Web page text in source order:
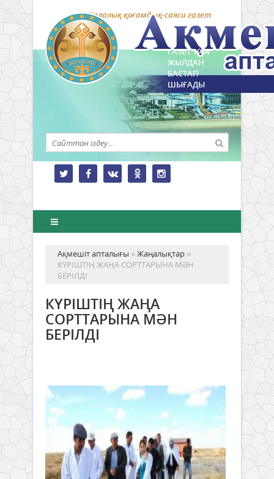
Қалалық қоғамдық-саяси газет
ГАЗЕТ 1994
ЖЫЛДАН
БАСТАП
ШЫҒАДЫ
Ақмешіт апталығы »Жаңалықтар »
КҮРІШТІҢ ЖАҢА СОРТТАРЫНА МӘН
БЕРІЛДІ
КҮРІШТІҢ ЖАҢА
СОРТТАРЫНА МӘН
БЕРІЛДІ